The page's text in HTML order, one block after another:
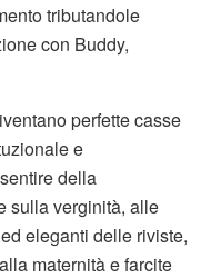
tributandole
con Buddy,
perfette casse
e
della
sulla verginità, alle
eleganti delle riviste,
maternità e farcite